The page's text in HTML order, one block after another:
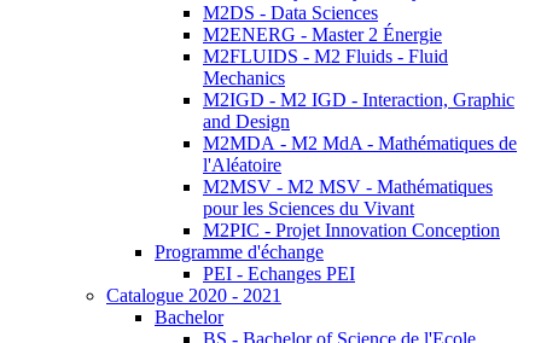
M2DS - Data Sciences
M2ENERG - Master 2 Énergie
M2FLUIDS - M2 Fluids - Fluid
Mechanics
M2IGD - M2 IGD - Interaction, Graphic
and Design
M2MDA - M2 MdA - Mathématiques de
l'Aléatoire
M2MSV - M2 MSV - Mathématiques
pour les Sciences du Vivant
M2PIC - Projet Innovation Conception
Programme d'échange
PEI - Echanges PEI
Catalogue 2020 - 2021
Bachelor
BS - Bachelor of Science de l'Ecole